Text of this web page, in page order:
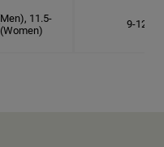
11.5-
9-12